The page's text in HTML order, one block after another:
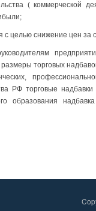
( коммерческой
целью снижение цен за
торговых
РФ торговые
образования